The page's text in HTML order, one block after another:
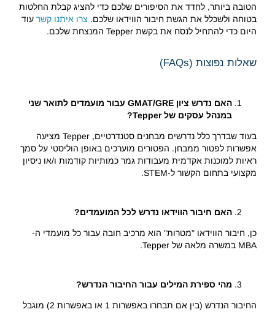
הטובה ביותר, לחדד את הסיפורים שלכם כדי להציג קבלת החלטות
בטוחה ולשכלל את הגשת חיבור הווידאו שלכם. צרו איתנו קשר עוד
היום כדי להתחיל לנסח את בקשת Tepper המנצחת שלכם.
שאלות נפוצות (FAQs)
האם נדרש ציון GMAT/GRE עבור מועמדים לתואר שני
במנהל עסקים שלTepper
?
בעוד שבדרך כלל נדרשים מבחנים סטנדרטיים, Tepper מציעה
אפשרות לפטור ממבחן. הפטורים מוערכים באופן הוליסטי על סמך
ראיות למוכנות אקדמית מעבודות גמר כמותיות קודמות ו/או ניסיון
מקצועי בתחום הקשור ל-STEM.
האם חיבור הווידאו נדרש לכל המועמדים?
כן, חיבור הווידאו "מטרות" הוא מרכיב חובה עבור כל מועמדי ה-
MBA במשרה מלאה של Tepper.
מהי ספירת המילים עבור החיבור הנדרש?
החיבור הנדרש (בין אם תבחרו באפשרות 1 או באפשרות 2) מוגבל